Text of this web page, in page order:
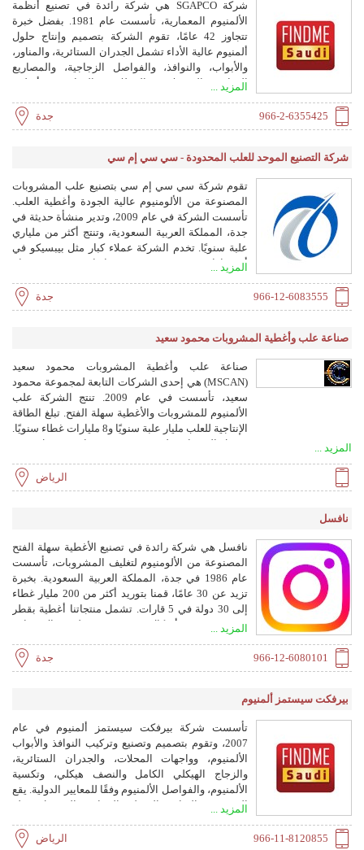
شركة SGAPCO هي شركة رائدة في تصنيع أنظمة
الألمنيوم المعمارية، تأسست عام 1981. بفضل خبرة
تتجاوز 42 عامًا، تقوم الشركة بتصميم وإنتاج حلول
ألمنيوم عالية الأداء تشمل الجدران الستائرية، والمناور،
والأبواب، والنوافذ، والفواصل الزجاجية، والمصاريع
الدوارة، والبرجولات، والمظلات، والدرابزين، وأنظمة
ومركز الفيصلية، ومركز الملك عبد العزيز الثقافي
العالمي (إثراء).
المزيد ...
966-2-6355425 جدة
شركة التصنيع الموحد للعلب المحدودة - سي سي إم سي
تقوم شركة سي سي إم سي بتصنيع علب المشروبات
المصنوعة من الألومنيوم عالية الجودة وأغطية العلب.
تأسست الشركة في عام 2009، وتدير منشأة حديثة في
جدة، المملكة العربية السعودية، وتنتج أكثر من ملياري
علبة سنويًا. تخدم الشركة عملاء كبار مثل بيبسيكو في
أربع قارات، وتصدر 65% من منتجاتها. تقدم سي سي إم
تقنيات متقدمة مثل CDL وCTP، وتلتزم بالاستدامة مع
إعادة تدوير 98% من مياه الصرف.
المزيد ...
966-12-6083555 جدة
صناعة علب وأغطية المشروبات محمود سعيد
صناعة علب وأغطية المشروبات محمود سعيد
(MSCAN) هي إحدى الشركات التابعة لمجموعة محمود
سعيد، تأسست في عام 2009. تنتج الشركة علب
الألمنيوم للمشروبات والأغطية سهلة الفتح. تبلغ الطاقة
الإنتاجية للعلب مليار علبة سنويًا و8 مليارات غطاء سنويًا.
خفيفة الوزن سهلة الفتح بنمط CDL بقطر 200 و202
مناسبة للمشروبات الغازية والمشروبات المنكهة
المزيد ...
الرياض
نافسل
نافسل هي شركة رائدة في تصنيع الأغطية سهلة الفتح
المصنوعة من الألومنيوم لتغليف المشروبات، تأسست
عام 1986 في جدة، المملكة العربية السعودية. بخبرة
تزيد عن 30 عامًا، قمنا بتوريد أكثر من 200 مليار غطاء
إلى 30 دولة في 5 قارات. تشمل منتجاتنا أغطية بقطر
200 و202 في أشكال B64 وISE، ونلتزم بالاستدامة
المزيد ...
966-12-6080101 جدة
بيرفكت سيستمز ألمنيوم
تأسست شركة بيرفكت سيستمز ألمنيوم في عام
2007، وتقوم بتصميم وتصنيع وتركيب النوافذ والأبواب
الألمنيوم، وواجهات المحلات، والجدران الستائرية،
والزجاج الهيكلي الكامل والنصف هيكلي، وتكسية
الألمنيوم، والفواصل الألمنيوم وفقًا للمعايير الدولية. يقع
المصنع في الرياض بالمنطقة الصناعية بالمسحل، وتبلغ
الشركة على شهادة ISO 9001 وتبلغ طاقتها الإنتاجية
المزيد ...
966-11-8120855 الرياض